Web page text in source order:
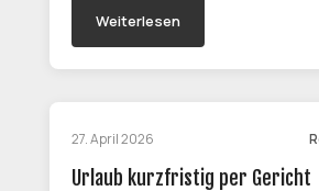
Weiterlesen
27. April 2026
Urlaub kurzfristig per Gericht